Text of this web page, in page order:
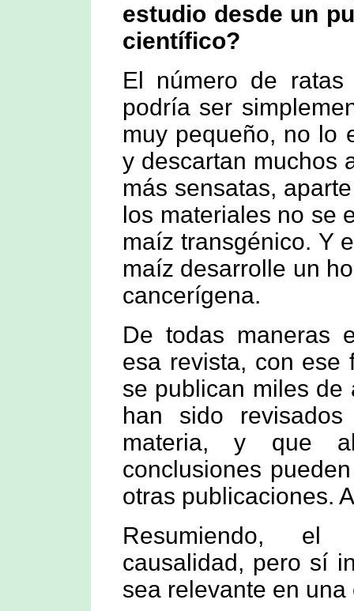
estudio desde un
científico?
El número de ratas
podría ser
muy pequeño, no lo
y descartan muchos
más sensatas,
los materiales no se
maíz transgénico. Y
maíz desarrolle un
cancerígena.
De todas maneras
esa revista, con ese
se publican miles de
han sido
materia, y que
conclusiones
otras publicaciones.
Resumiendo, el
causalidad, pero sí
sea relevante en